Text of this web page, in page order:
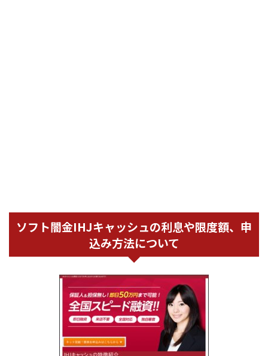
ソフト闇金IHJキャッシュの利息や限度額、申
込み方法について